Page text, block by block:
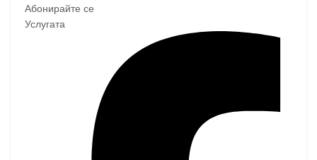
Абонирайте се
Услугата